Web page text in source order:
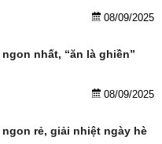
08/09/2025
nhất, “ăn là ghiền”
08/09/2025
rẻ, giải nhiệt ngày hè